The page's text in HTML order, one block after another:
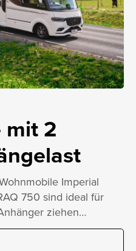
mit 2
Imperial
750 sind ideal für
ziehen…